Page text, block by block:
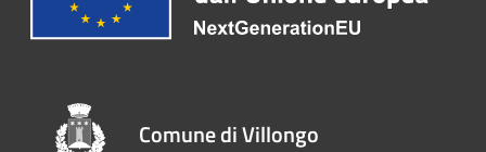
Comune di Villongo